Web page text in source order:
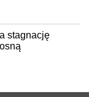
stagnację